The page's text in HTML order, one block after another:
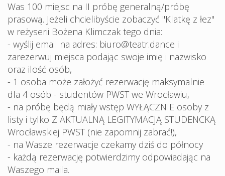
Was 100 miejsc na II próbę generalną/próbę
prasową. Jeżeli chcielibyście zobaczyć "Klatkę z łez"
w reżyserii Bożena Klimczak tego dnia:
- wyślij email na adres: biuro@teatr.dance i
zarezerwuj miejsca podając swoje imię i nazwisko
oraz ilość osób,
- 1 osoba może założyć rezerwację maksymalnie
dla 4 osób - studentów PWST we Wrocławiu,
- na próbę będą miały wstęp WYŁĄCZNIE osoby z
listy i tylko Z AKTUALNĄ LEGITYMACJĄ STUDENCKĄ
Wrocławskiej PWST (nie zapomnij zabrać!),
- na Wasze rezerwacje czekamy dziś do północy
- każdą rezerwację potwierdzimy odpowiadając na
Waszego maila.